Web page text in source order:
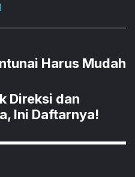
Harus Mudah
Direksi dan
Ini Daftarnya!